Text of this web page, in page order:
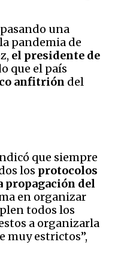
una
pandemia de
el presidente de
que el país
anfitrión del
que siempre
los protocolos
propagación del
en organizar
todos los
a organizarla
muy estrictos”,